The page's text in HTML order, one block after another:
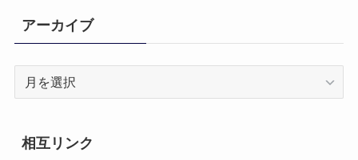
アーカイブ
イ
ブ
相互リンク